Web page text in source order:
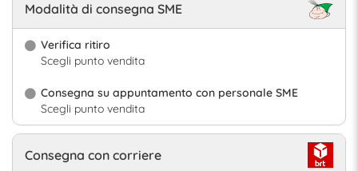
Modalità di consegna SME
Verifica ritiro
Scegli punto vendita
Consegna su appuntamento con personale SME
Scegli punto vendita
Consegna con corriere